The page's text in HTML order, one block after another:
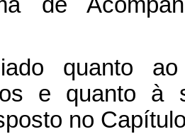
quanto
e quanto à
no